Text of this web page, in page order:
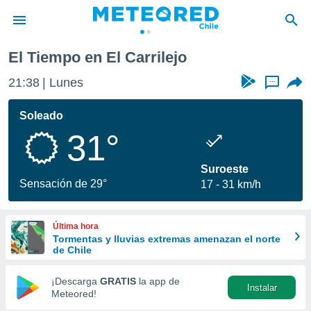
de
por
que se
calidad.
a este
las
y
forma
digital
basada
El Tiempo en El Carrilejo
21:38 Lunes ...
Soleado
31°
Sensación de 29°
Suroeste
17
31 km/h
Última hora
Tormentas y lluvias extremas amenazan el norte
de Chile
¡Descarga GRATIS la app de
Meteored!
Instalar